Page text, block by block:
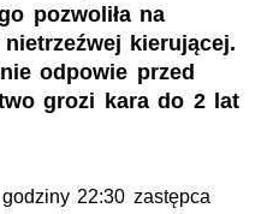
pozwoliła na
kierującej.
odpowie przed
grozi kara do 2 lat
22:30 zastępca